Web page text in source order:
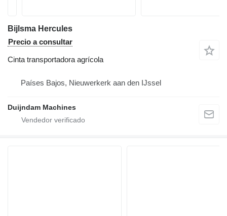
Bijlsma Hercules
Precio a consultar
Cinta transportadora agrícola
Países Bajos, Nieuwerkerk aan den IJssel
Duijndam Machines